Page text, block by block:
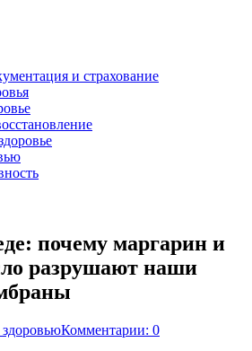
и страхование
почему маргарин и
разрушают наши
Комментарии: 0